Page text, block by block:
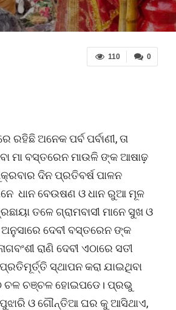
0
110
ଅନେକ ପର୍ବ ପର୍ବାଣୀ, ତା
ମା ବସ୍ତରେନ ମାଉଳି ଙ୍କ ଆଷାଢ଼
ଦିନ ପ୍ରତିବର୍ଷ ପାଳନ
ଧାନ ବେଉଷଣ ଓ ଧାନ ରୁଆ ମୂଳ
ତଳେ ଗ୍ରାମବାସୀ ମାନେ ସୁଖ ଓ
ଦେବୀ ବସ୍ତରେନ ଙ୍କ
ରାଣି ଦେବୀ ଏଠାରେ ସତୀ
ସ୍ଥାପନ କରା ଯାଇଥିବା
ଚଳ ଚଞ୍ଚଳ ହୋଇପଡେ। ପ୍ରଭୁ
ପୁଝାରି ଓ ଗୌନ୍ତିଆ ଘର କୁ ଆସିଥାଏ,